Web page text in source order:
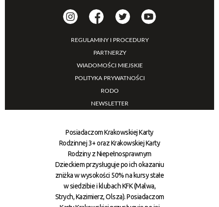
REGULAMINY I PROCEDURY
PARTNERZY
WIADOMOŚCI MIEJSKIE
POLITYKA PRYWATNOŚCI
RODO
NEWSLETTER
Posiadaczom Krakowskiej Karty
Rodzinnej 3+ oraz Krakowskiej Karty
Rodziny z Niepełnosprawnym
Dzieckiem przysługuje po ich okazaniu
zniżka w wysokości 50% na kursy stałe
w siedzibie i klubach KFK (Malwa,
Strych, Kazimierz, Olsza). Posiadaczom